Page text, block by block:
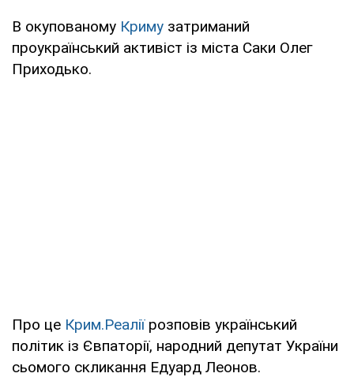
В окупованому Криму затриманий
проукраїнський активіст із міста Саки Олег
Приходько.
Про це Крим.Реаліїрозповів український
політик із Євпаторії, народний депутат України
сьомого скликання Едуард Леонов.